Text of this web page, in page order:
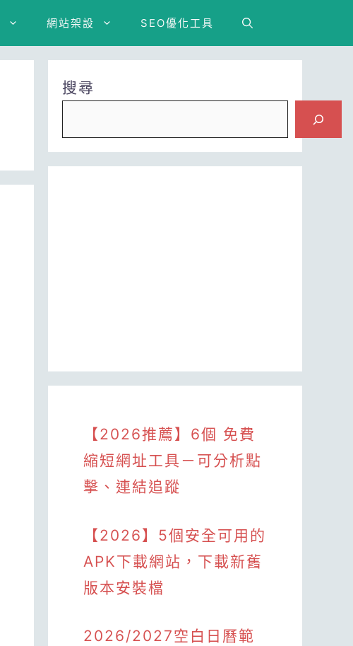
網站架設 SEO優化工具
搜尋
【2026推薦】6個 免費
縮短網址工具－可分析點
擊、連結追蹤
【2026】5個安全可用的
APK下載網站，下載新舊
版本安裝檔
2026/2027空白日曆範